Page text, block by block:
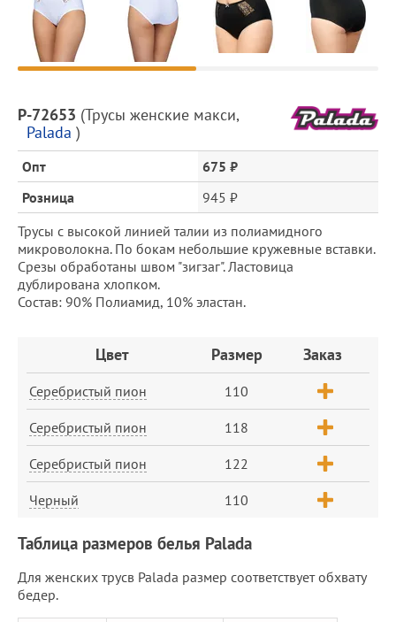
Описание
товара
и
цена
P-72653 (Трусы женские макси,
Palada )
Опт
675 ₽
Розница
945 ₽
Трусы с высокой линией талии из полиамидного
микроволокна. По бокам небольшие кружевные вставки.
Срезы обработаны швом "зигзаг". Ластовица
дублирована хлопком.
Состав: 90% Полиамид, 10% эластан.
Цвет Размер Заказ
Серебристый пион 110
Серебристый пион 118
Серебристый пион 122
Черный 110
Таблица размеров белья Palada
Для женских трусв Palada размер соответствует обхвату
бедер.